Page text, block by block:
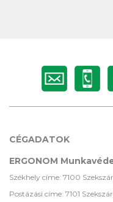
CÉGADATOK
ERGONOM
Székhely címe: 7100
Postázási címe: 7101